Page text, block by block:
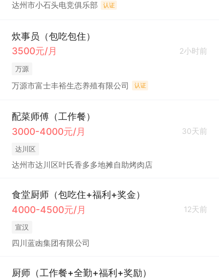
达州市小石头电竞俱乐部 认证
炊事员（包吃包住）
3500元/月
2小时前
万源
万源市富士丰裕生态养殖有限公司 认证
配菜师傅（工作餐）
3000-4000元/月
30天前
达川区
达州市达川区叶氏香多多地摊自助烤肉店
食堂厨师（包吃住+福利+奖金）
4000-4500元/月
12天前
宣汉
四川蓝凼集团有限公司
厨师（工作餐+全勤+福利+奖励）